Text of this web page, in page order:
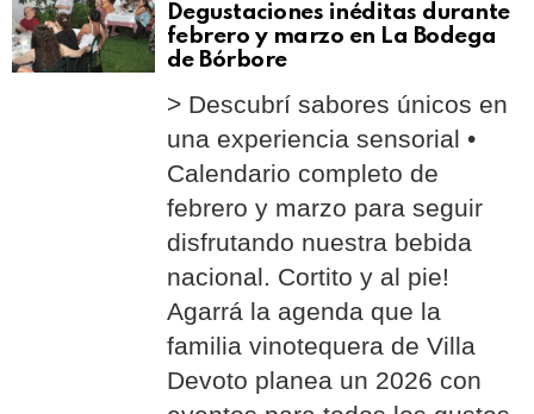
Degustaciones inéditas durante
febrero y marzo en La Bodega
de Bórbore
> Descubrí sabores únicos en
una experiencia sensorial •
Calendario completo de
febrero y marzo para seguir
disfrutando nuestra bebida
nacional. Cortito y al pie!
Agarrá la agenda que la
familia vinotequera de Villa
Devoto planea un 2026 con